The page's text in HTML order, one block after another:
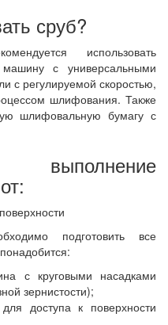
сруб?
использовать
с универсальными
с регулируемой скоростью,
шлифования. Также
шлифовальную бумагу с
подготовить все
с круговыми насадками
зернистости);
доступа к поверхности